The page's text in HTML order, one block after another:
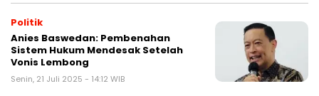
Politik
Anies Baswedan: Pembenahan
Sistem Hukum Mendesak Setelah
Vonis Lembong
Senin, 21 Juli 2025 - 14:12 WIB